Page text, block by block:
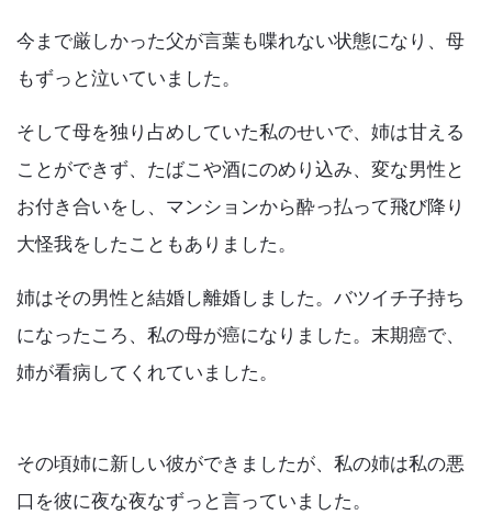
今まで厳しかった父が言葉も喋れない状態になり、母
もずっと泣いていました。
そして母を独り占めしていた私のせいで、姉は甘える
ことができず、たばこや酒にのめり込み、変な男性と
お付き合いをし、マンションから酔っ払って飛び降り
大怪我をしたこともありました。
姉はその男性と結婚し離婚しました。バツイチ子持ち
になったころ、私の母が癌になりました。末期癌で、
姉が看病してくれていました。
その頃姉に新しい彼ができましたが、私の姉は私の悪
口を彼に夜な夜なずっと言っていました。